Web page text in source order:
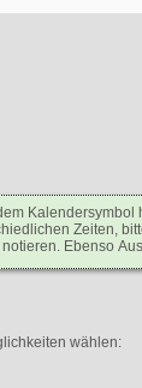
Kalendersymbol
Zeiten,
Ebenso
wählen: